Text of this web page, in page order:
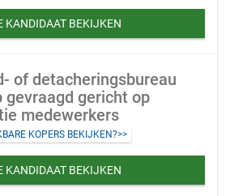
KANDIDAAT BEKIJKEN
of detacheringsbureau
gevraagd gericht op
medewerkers
KOPERS BEKIJKEN?>>
KANDIDAAT BEKIJKEN